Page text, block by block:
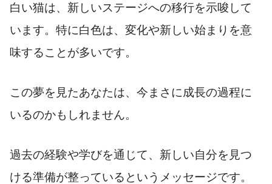
白い猫は、新しいステージへの移行を示唆して
います。特に白色は、変化や新しい始まりを意
味することが多いです。
この夢を見たあなたは、今まさに成長の過程に
いるのかもしれません。
過去の経験や学びを通じて、新しい自分を見つ
ける準備が整っているというメッセージです。